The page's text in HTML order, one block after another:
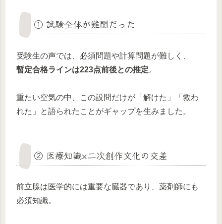
① 試験全体が難関だった
受験生の声では、必須問題や計算問題が難しく、
暫定合格ラインは223点前後との推定。
重たい空気の中、この設問だけが「解けた」「救わ
れた」と語られたことがギャップを生みました。
② 医療知識×二次創作文化の交差
前立腺は医学的には重要な臓器であり、薬剤師にも
必須知識。